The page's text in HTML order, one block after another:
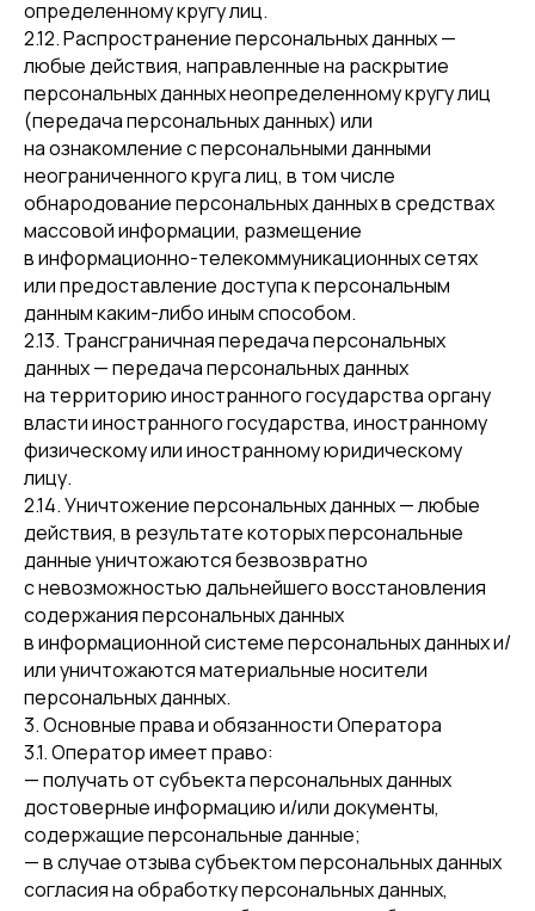
определенному кругу лиц.
2.12. Распространение персональных данных —
любые действия, направленные на раскрытие
персональных данных неопределенному кругу лиц
(передача персональных данных) или
на ознакомление с персональными данными
неограниченного круга лиц, в том числе
обнародование персональных данных в средствах
массовой информации, размещение
в информационно-телекоммуникационных сетях
или предоставление доступа к персональным
данным каким-либо иным способом.
2.13. Трансграничная передача персональных
данных — передача персональных данных
на территорию иностранного государства органу
власти иностранного государства, иностранному
физическому или иностранному юридическому
лицу.
2.14. Уничтожение персональных данных — любые
действия, в результате которых персональные
данные уничтожаются безвозвратно
с невозможностью дальнейшего восстановления
содержания персональных данных
в информационной системе персональных данных и/
или уничтожаются материальные носители
персональных данных.
3. Основные права и обязанности Оператора
3.1. Оператор имеет право:
— получать от субъекта персональных данных
достоверные информацию и/или документы,
содержащие персональные данные;
— в случае отзыва субъектом персональных данных
согласия на обработку персональных данных,